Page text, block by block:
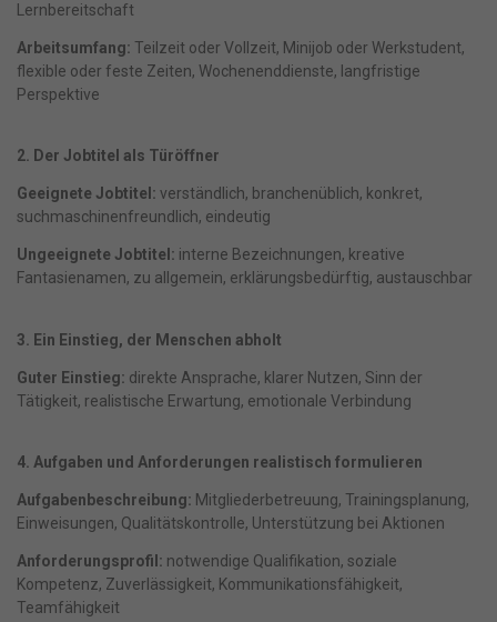
Lernbereitschaft
Arbeitsumfang: Teilzeit oder Vollzeit, Minijob oder Werkstudent,
flexible oder feste Zeiten, Wochenenddienste, langfristige
Perspektive
2. Der Jobtitel als Türöffner
Geeignete Jobtitel: verständlich, branchenüblich, konkret,
suchmaschinenfreundlich, eindeutig
Ungeeignete Jobtitel: interne Bezeichnungen, kreative
Fantasienamen, zu allgemein, erklärungsbedürftig, austauschbar
3. Ein Einstieg, der Menschen abholt
Guter Einstieg: direkte Ansprache, klarer Nutzen, Sinn der
Tätigkeit, realistische Erwartung, emotionale Verbindung
4. Aufgaben und Anforderungen realistisch formulieren
Aufgabenbeschreibung: Mitgliederbetreuung, Trainingsplanung,
Einweisungen, Qualitätskontrolle, Unterstützung bei Aktionen
Anforderungsprofil: notwendige Qualifikation, soziale
Kompetenz, Zuverlässigkeit, Kommunikationsfähigkeit,
Teamfähigkeit